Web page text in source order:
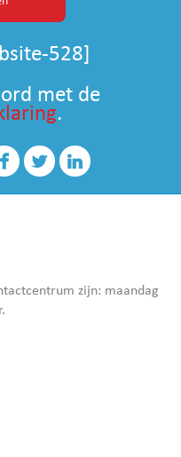
528]
met de
.
zijn: maandag